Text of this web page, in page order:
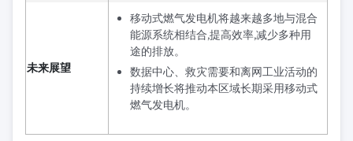
未来展望
移动式燃气发电机将越来越多地与混合
能源系统相结合,提高效率,减少多种用
途的排放。
数据中心、救灾需要和离网工业活动的
持续增长将推动本区域长期采用移动式
燃气发电机。